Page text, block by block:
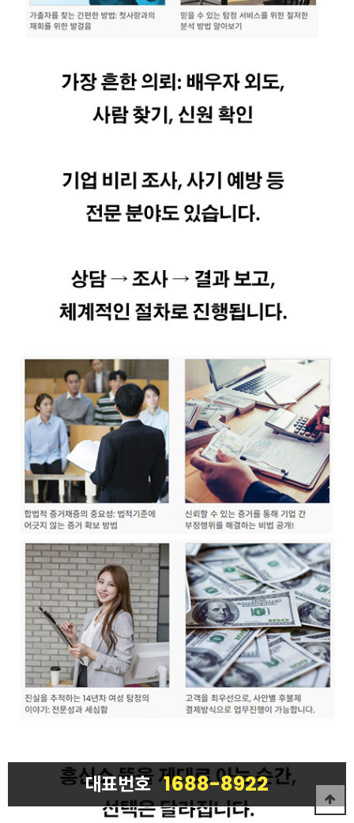
대표번호 1688-8922